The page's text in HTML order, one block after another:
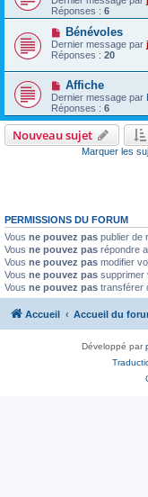
Réponses : 6
Bénévoles
Dernier message par
Réponses : 20
Affiche
Dernier message par
Réponses : 6
Nouveau sujet
Marquer les
PERMISSIONS DU FORUM
Vous ne pouvez pas publier de
Vous ne pouvez pas répondre
Vous ne pouvez pas modifier
Vous ne pouvez pas supprimer
Vous ne pouvez pas transférer
Accueil Accueil du
Développé par